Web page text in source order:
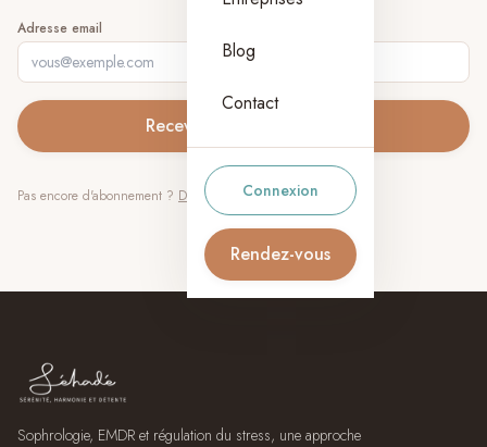
Blog
Contact
Connexion
Rendez-vous
Adresse email
Recevoir le lien magique
Pas encore d'abonnement ? Découvrir l'Espace Sérénité
Sophrologie, EMDR et régulation du stress, une approche